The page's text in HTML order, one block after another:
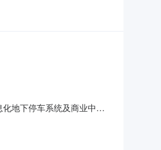
地下停车系统及商业中心
西海岸